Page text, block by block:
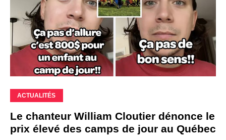
ACTUALITÉS
Le chanteur William Cloutier dénonce le
prix élevé des camps de jour au Québec